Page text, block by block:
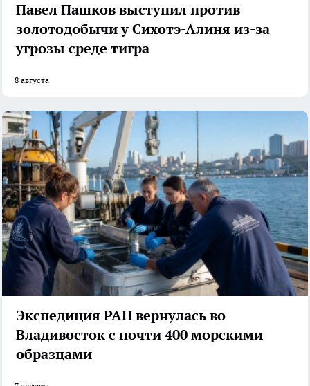
Павел Пашков выступил против
золотодобычи у Сихотэ-Алиня из-за
угрозы среде тигра
8 августа
Экспедиция РАН вернулась во
Владивосток с почти 400 морскими
образцами